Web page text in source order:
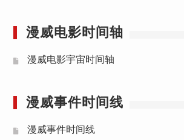
漫威电影时间轴
漫威电影宇宙时间轴
漫威事件时间线
漫威事件时间线